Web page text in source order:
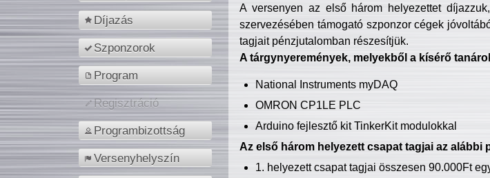
Díjazás
Szponzorok
Program
Regisztráció
Programbizottság
Versenyhelyszín
A versenyen az első három helyezettet
szervezésében támogató szponzor cégek
tagjait pénzjutalomban részesítjük.
A tárgynyeremények, melyekből a kísérő
National Instruments myDAQ
OMRON CP1LE PLC
Arduino fejlesztő kit TinkerKit modulokkal
Az első három helyezett csapat tagjai az alábbi
1. helyezett csapat tagjai összesen 90.000Ft